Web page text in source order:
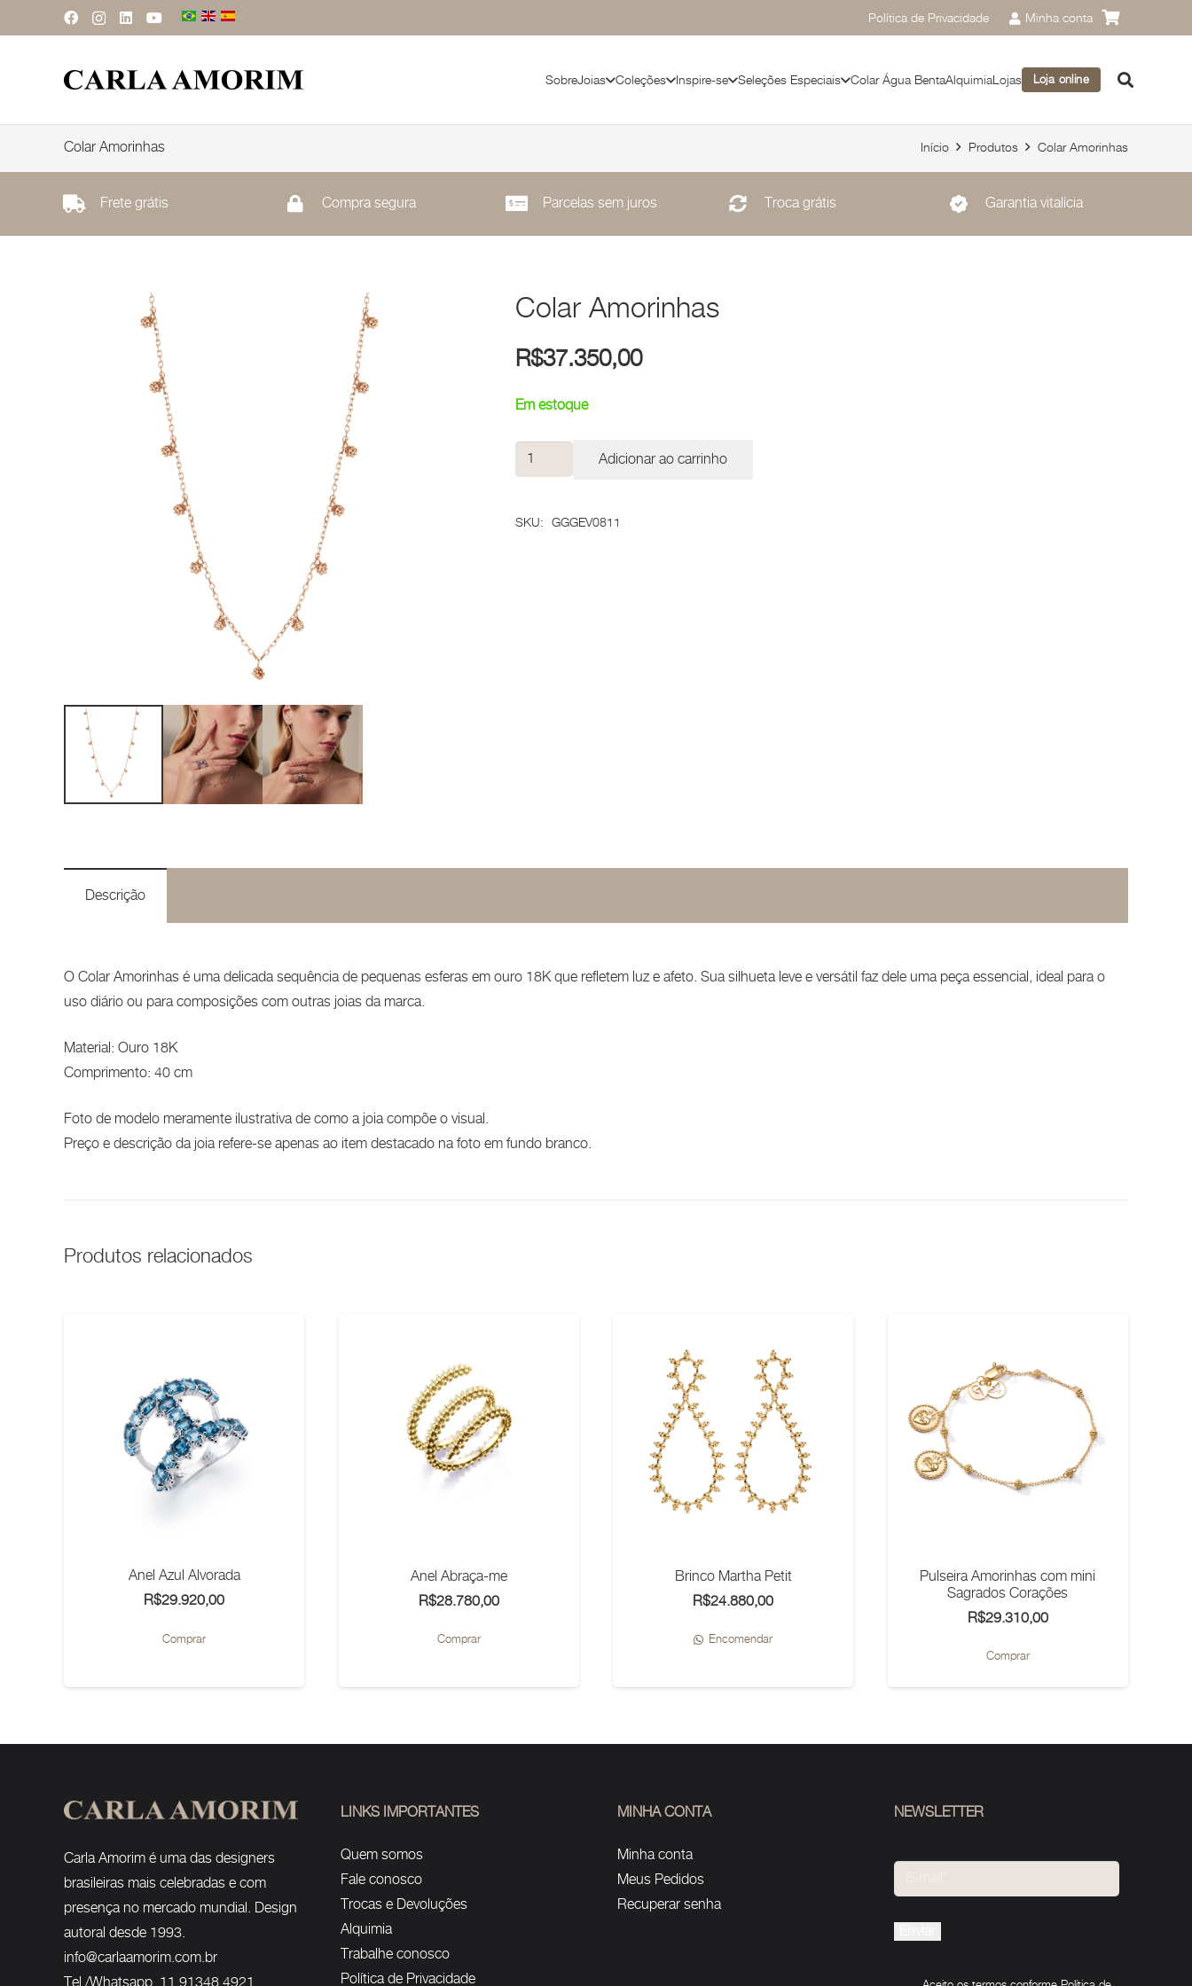
Política de Privacidade Minha conta
SobreJoias Coleções Inspire-se Seleções Especiais Colar Água BentaAlquimiaLojas Loja online
Colar Amorinhas Início Produtos Colar Amorinhas
Frete grátis Compra segura Parcelas sem juros Troca grátis Garantia vitalícia
Colar Amorinhas
R$37.350,00
Em estoque
Colar
Amorinhas
Adicionar ao carrinho
SKU: GGGEV0811
Descrição
O Colar Amorinhas é uma delicada sequência de pequenas esferas em ouro 18K que refletem luz e afeto. Sua silhueta leve e versátil faz dele uma peça essencial, ideal para o
uso diário ou para composições com outras joias da marca.
Material: Ouro 18K
Comprimento: 40 cm
Foto de modelo meramente ilustrativa de como a joia compõe o visual.
Preço e descrição da joia refere-se apenas ao item destacado na foto em fundo branco.
Produtos relacionados
Anel Azul Alvorada
R$29.920,00
Comprar
podem
escolhidas
na
página
Anel Abraça-me
R$28.780,00
Comprar
tem
Brinco Martha Petit
R$24.880,00
Encomendar
Pulseira Amorinhas com mini
Sagrados Corações
R$29.310,00
Comprar
Carla Amorim é uma das designers
brasileiras mais celebradas e com
presença no mercado mundial. Design
autoral desde 1993.
info@carlaamorim.com.br
Tel./Whatsapp 11 91348 4921
LINKS IMPORTANTES
Quem somos
Fale conosco
Trocas e Devoluções
Alquimia
Trabalhe conosco
Política de Privacidade
MINHA CONTA
Minha conta
Meus Pedidos
Recuperar senha
NEWSLETTER